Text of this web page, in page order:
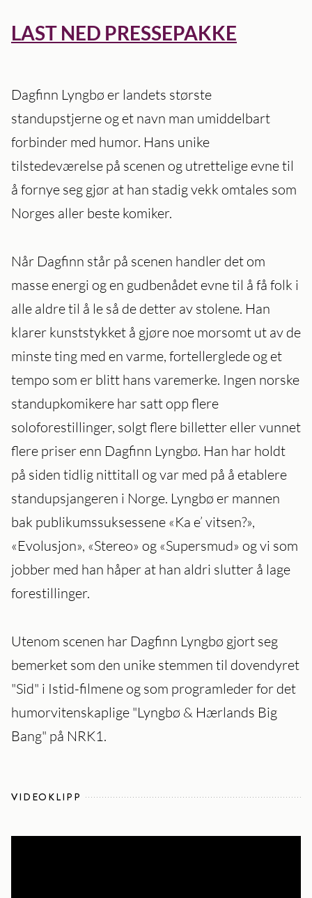
LAST NED PRESSEPAKKE
Dagfinn Lyngbø er landets største
standupstjerne og et navn man umiddelbart
forbinder med humor. Hans unike
tilstedeværelse på scenen og utrettelige evne til
å fornye seg gjør at han stadig vekk omtales som
Norges aller beste komiker.
Når Dagfinn står på scenen handler det om
masse energi og en gudbenådet evne til å få folk i
alle aldre til å le så de detter av stolene. Han
klarer kunststykket å gjøre noe morsomt ut av de
minste ting med en varme, fortellerglede og et
tempo som er blitt hans varemerke. Ingen norske
standupkomikere har satt opp flere
soloforestillinger, solgt flere billetter eller vunnet
flere priser enn Dagfinn Lyngbø. Han har holdt
på siden tidlig nittitall og var med på å etablere
standupsjangeren i Norge. Lyngbø er mannen
bak publikumssuksessene «Ka e’ vitsen?»,
«Evolusjon», «Stereo» og «Supersmud» og vi som
jobber med han håper at han aldri slutter å lage
forestillinger.
Utenom scenen har Dagfinn Lyngbø gjort seg
bemerket som den unike stemmen til dovendyret
"Sid" i Istid-filmene og som programleder for det
humorvitenskaplige "Lyngbø & Hærlands Big
Bang" på NRK1.
VIDEOKLIPP